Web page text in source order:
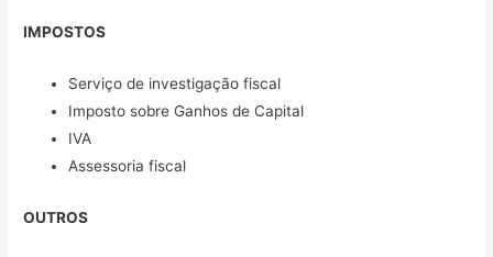
IMPOSTOS
Serviço de investigação fiscal
Imposto sobre Ganhos de Capital
IVA
Assessoria fiscal
OUTROS